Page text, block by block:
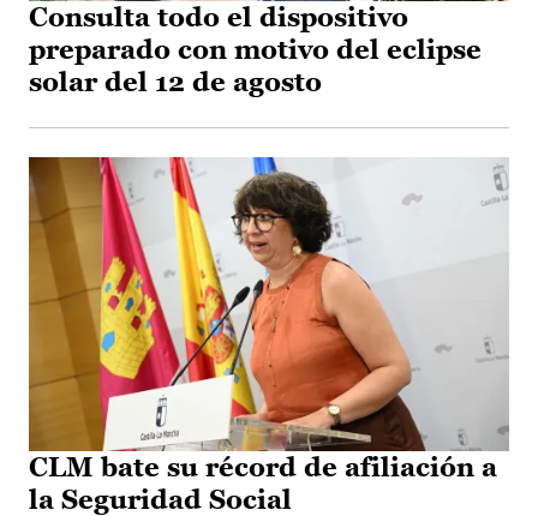
Consulta todo el dispositivo
preparado con motivo del eclipse
solar del 12 de agosto
CLM bate su récord de afiliación a
la Seguridad Social